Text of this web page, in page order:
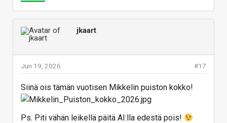
jkaart
#17
Jun 19, 2026
Siinä ois tämän vuotisen Mikkelin puiston kokko!
Ps. Piti vähän leikellä päitä AI:lla edestä pois!